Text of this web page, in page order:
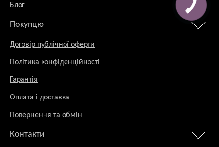
Блог
Покупцю
Договір публічної оферти
Політика конфіденційності
Гарантія
Оплата і доставка
Повернення та обмін
Контакти